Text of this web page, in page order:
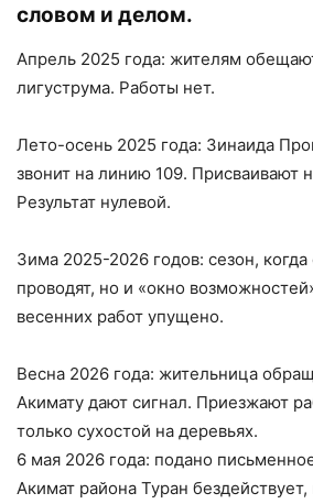
словом и делом.
Апрель 2025 года: жителям
лигуструма. Работы нет.
Лето-осень 2025 года: Зинаида
звонит на линию 109. Присваивают
Результат нулевой.
Зима 2025-2026 годов: сезон,
проводят, но и «окно
весенних работ упущено.
Весна 2026 года: жительница
Акимату дают сигнал. Приезжают
только сухостой на деревьях.
6 мая 2026 года: подано
Акимат района Туран